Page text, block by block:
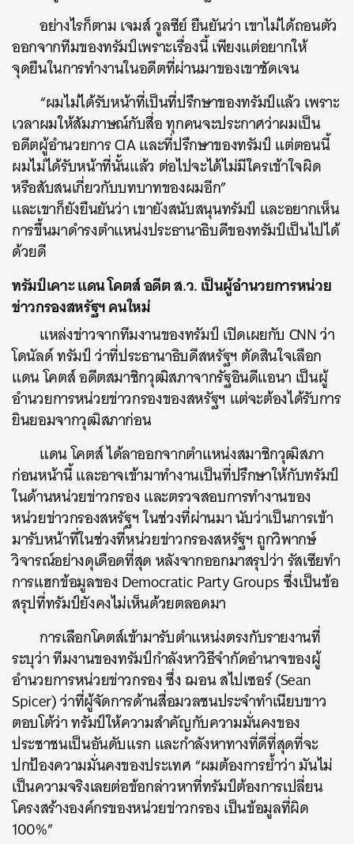
อย่างไรก็ตาม เจมส์ วูลซีย์ ยืนยันว่า เขาไม่ได้ถอนตัว
ออกจากทีมของทรัมป์เพราะเรื่องนี้ เพียงแต่อยากให้
จุดยืนในการทำงานในอดีตที่ผ่านมาของเขาชัดเจน
“ผมไม่ได้รับหน้าที่เป็นที่ปรึกษาของทรัมป์แล้ว เพราะ
เวลาผมให้สัมภาษณ์กับสื่อ ทุกคนจะประกาศว่าผมเป็น
อดีตผู้อำนวยการ CIA และที่ปรึกษาของทรัมป์ แต่ตอนนี้
ผมไม่ได้รับหน้าที่นั้นแล้ว ต่อไปจะได้ไม่มีใครเข้าใจผิด
หรือสับสนเกี่ยวกับบทบาทของผมอีก”
และเขาก็ยังยืนยันว่า เขายังสนับสนุนทรัมป์ และอยากเห็น
การขึ้นมาดำรงตำแหน่งประธานาธิบดีของทรัมป์เป็นไปได้
ด้วยดี
ทรัมป์เคาะ แดน โคตส์ อดีต ส.ว. เป็นผู้อำนวยการหน่วย
ข่าวกรองสหรัฐฯ คนใหม่
แหล่งข่าวจากทีมงานของทรัมป์ เปิดเผยกับ CNN ว่า
โดนัลด์ ทรัมป์ ว่าที่ประธานาธิบดีสหรัฐฯ ตัดสินใจเลือก
แดน โคตส์ อดีตสมาชิกวุฒิสภาจากรัฐอินดีแอนา เป็นผู้
อำนวยการหน่วยข่าวกรองของสหรัฐฯ แต่จะต้องได้รับการ
ยินยอมจากวุฒิสภาก่อน
แดน โคตส์ ได้ลาออกจากตำแหน่งสมาชิกวุฒิสภา
ก่อนหน้านี้ และอาจเข้ามาทำงานเป็นที่ปรึกษาให้กับทรัมป์
ในด้านหน่วยข่าวกรอง และตรวจสอบการทำงานของ
หน่วยข่าวกรองสหรัฐฯ ในช่วงที่ผ่านมา นับว่าเป็นการเข้า
มารับหน้าที่ในช่วงที่หน่วยข่าวกรองสหรัฐฯ ถูกวิพากษ์
วิจารณ์อย่างดุเดือดที่สุด หลังจากออกมาสรุปว่า รัสเซียทำ
การแฮกข้อมูลของ Democratic Party Groups ซึ่งเป็นข้อ
สรุปที่ทรัมป์ยังคงไม่เห็นด้วยตลอดมา
การเลือกโคตส์เข้ามารับตำแหน่งตรงกับรายงานที่
ระบุว่า ทีมงานของทรัมป์กำลังหาวิธีจำกัดอำนาจของผู้
อำนวยการหน่วยข่าวกรอง ซึ่ง ฌอน สไปเซอร์ (Sean
Spicer) ว่าที่ผู้จัดการด้านสื่อมวลชนประจำทำเนียบขาว
ตอบโต้ว่า ทรัมป์ให้ความสำคัญกับความมั่นคงของ
ประชาชนเป็นอันดับแรก และกำลังหาทางที่ดีที่สุดที่จะ
ปกป้องความมั่นคงของประเทศ “ผมต้องการย้ำว่า มันไม่
เป็นความจริงเลยต่อข้อกล่าวหาที่ทรัมป์ต้องการเปลี่ยน
โครงสร้างองค์กรของหน่วยข่าวกรอง เป็นข้อมูลที่ผิด
100%”
ค้นหา
SHARE TWEET LINE EMAIL